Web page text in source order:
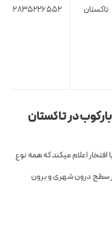
تاکستان 2835226552
در تاکستان
اعلام میکند که همه نوع
در سطح درون شهری و برون